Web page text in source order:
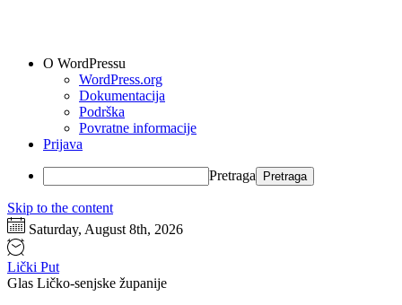
O WordPressu
WordPress.org
Dokumentacija
Podrška
Povratne informacije
Prijava
Pretraga
Skip to the content
Saturday, August 8th, 2026
Lički Put
Glas Ličko-senjske županije